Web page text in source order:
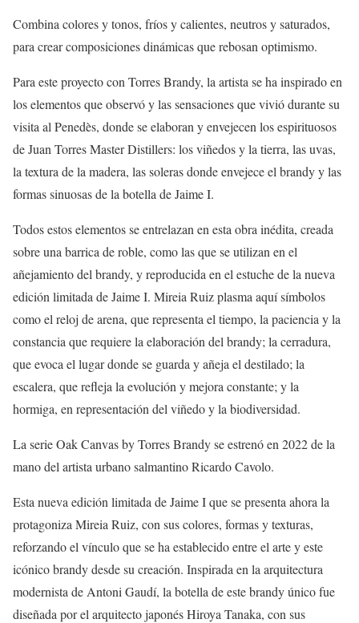
Combina colores y tonos, fríos y calientes, neutros y saturados,
para crear composiciones dinámicas que rebosan optimismo.
Para este proyecto con Torres Brandy, la artista se ha inspirado en
los elementos que observó y las sensaciones que vivió durante su
visita al Penedès, donde se elaboran y envejecen los espirituosos
de Juan Torres Master Distillers: los viñedos y la tierra, las uvas,
la textura de la madera, las soleras donde envejece el brandy y las
formas sinuosas de la botella de Jaime I.
Todos estos elementos se entrelazan en esta obra inédita, creada
sobre una barrica de roble, como las que se utilizan en el
añejamiento del brandy, y reproducida en el estuche de la nueva
edición limitada de Jaime I. Mireia Ruiz plasma aquí símbolos
como el reloj de arena, que representa el tiempo, la paciencia y la
constancia que requiere la elaboración del brandy; la cerradura,
que evoca el lugar donde se guarda y añeja el destilado; la
escalera, que refleja la evolución y mejora constante; y la
hormiga, en representación del viñedo y la biodiversidad.
La serie Oak Canvas by Torres Brandy se estrenó en 2022 de la
mano del artista urbano salmantino Ricardo Cavolo.
Esta nueva edición limitada de Jaime I que se presenta ahora la
protagoniza Mireia Ruiz, con sus colores, formas y texturas,
reforzando el vínculo que se ha establecido entre el arte y este
icónico brandy desde su creación. Inspirada en la arquitectura
modernista de Antoni Gaudí, la botella de este brandy único fue
diseñada por el arquitecto japonés Hiroya Tanaka, con sus